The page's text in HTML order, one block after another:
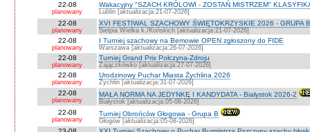
22-08
planowany
Wakacyjny "SZACH KRÓLOWI - ZOSTAŃ MISTRZEM"
Lublin [aktualizacja:21-07-2026]
22-08
planowany
XVI FESTIWAL SZACHOWY ŚWIĘTOKRZYSKIE 2026 - GRUPA B
Sielpia Wielka k./Końskich [aktualizacja:21-07-2026]
22-08
planowany
I Turniej szachowy na Bemowie OPEN zgłoszony do FIDE
Warszawa [aktualizacja:26-07-2026]
22-08
planowany
Turniej Grand Prix Połczyna-Zdroju
Zajączkówko [aktualizacja:27-07-2026]
22-08
planowany
Urodzinowy Puchar Miasta Żychlina 2026
Żychlin [aktualizacja:31-07-2026]
22-08
planowany
MAŁA NORMA NA JEDYNKĘ I KANDYDATA - Białystok 2026-2
Białystok [aktualizacja:05-08-2026]
22-08
planowany
Turniej Obrońców Głogowa - Grupa B
Głogów [aktualizacja:05-08-2026]